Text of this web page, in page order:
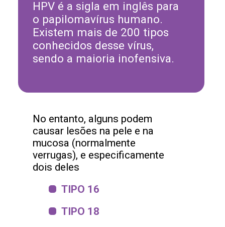
HPV é a sigla em inglês para
o papilomavírus humano.
Existem mais de 200 tipos
conhecidos desse vírus,
sendo a maioria inofensiva.
No entanto, alguns podem
causar lesões na pele e na
mucosa (normalmente
verrugas), e especificamente
dois deles
TIPO 16
TIPO 18